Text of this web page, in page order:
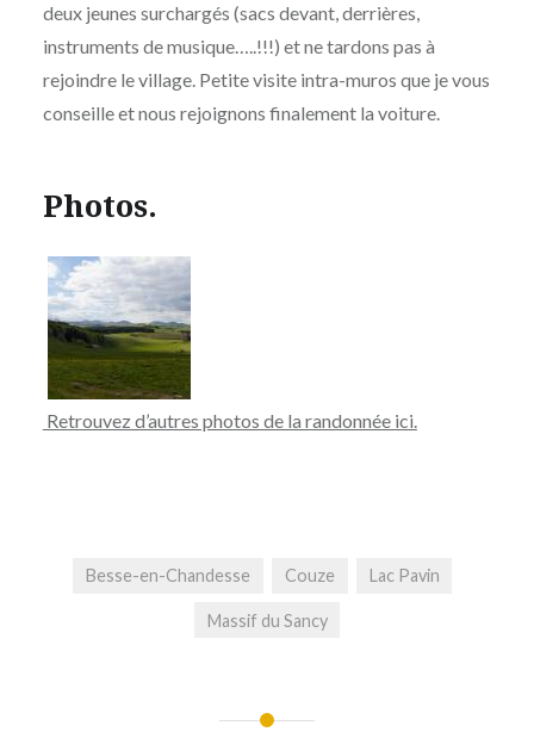
deux jeunes surchargés (sacs devant, derrières,
instruments de musique…..!!!) et ne tardons pas à
rejoindre le village. Petite visite intra-muros que je vous
conseille et nous rejoignons finalement la voiture.
Photos.
Retrouvez d’autres photos de la randonnée ici.
Besse-en-Chandesse Couze Lac Pavin
Massif du Sancy